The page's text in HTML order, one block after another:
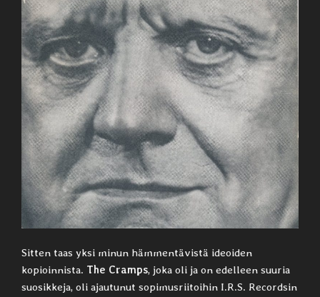
Sitten taas yksi minun hämmentävistä ideoiden
kopioinnista. The Cramps, joka oli ja on edelleen suuria
suosikkeja, oli ajautunut sopimusriitoihin I.R.S. Recordsin